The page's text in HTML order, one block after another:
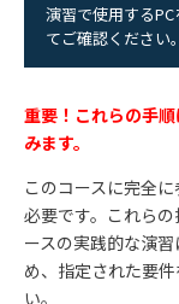
演習で使用する
てご確認ください。
重要！これらの手
みます。
このコースに完全
必要です。これら
ースの実践的な演
め、指定された要
い。